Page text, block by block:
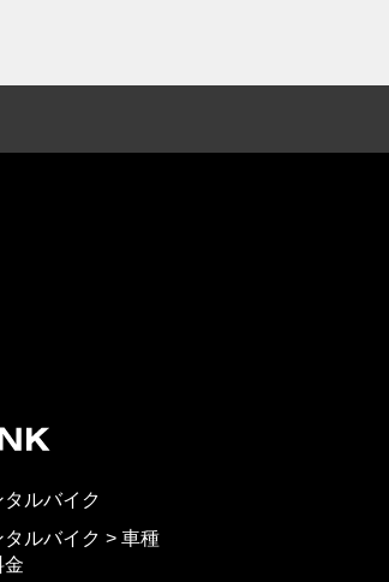
タルバイク
タルバイク > 車種
金